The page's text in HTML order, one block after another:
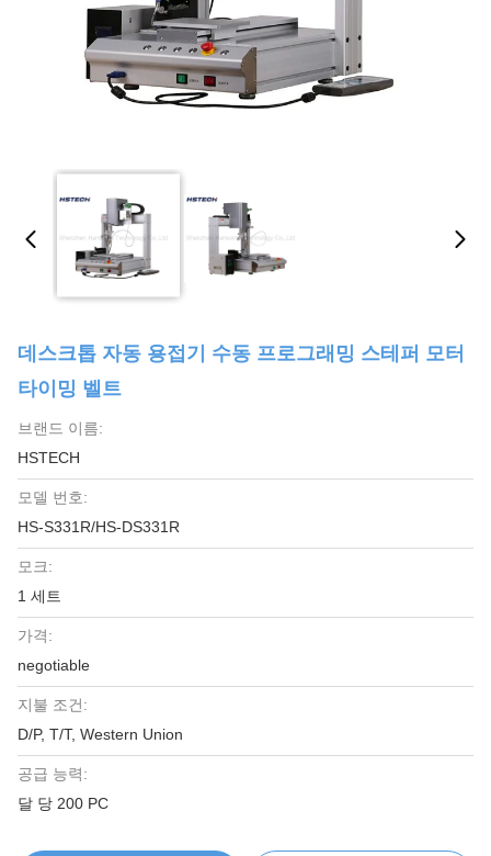
데스크톱 자동 용접기 수동 프로그래밍 스테퍼 모터
타이밍 벨트
브랜드 이름:
HSTECH
모델 번호:
HS-S331R/HS-DS331R
모크:
1 세트
가격:
negotiable
지불 조건:
D/P, T/T, Western Union
공급 능력:
달 당 200 PC